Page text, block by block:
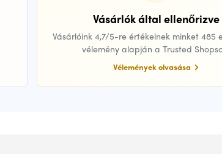
Vásárlók által ellenőrizve
Vásárlóink 4,7/5-re értékelnek minket 485
vélemény alapján a Trusted
Vélemények olvasása